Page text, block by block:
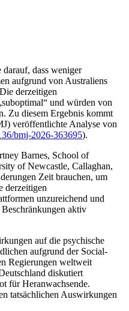
dass weniger
aufgrund von Australiens
derzeitigen
und würden von
Zu diesem Ergebnis kommt
) veröffentlichte Analyse von
bmj-2026-363695).
Barnes, School of
of Newcastle, Callaghan,
Zeit brauchen, um
derzeitigen
unzureichend und
aktiv
auf die psychische
aufgrund der Social-
Regierungen weltweit
diskutiert
für Heranwachsende.
tatsächlichen Auswirkungen